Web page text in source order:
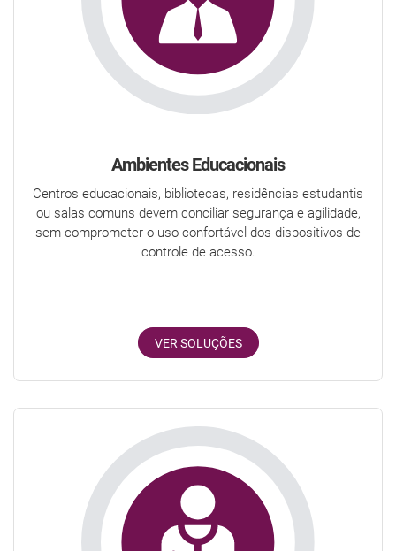
Ambientes Educacionais
Centros educacionais, bibliotecas, residências estudantis
ou salas comuns devem conciliar segurança e agilidade,
sem comprometer o uso confortável dos dispositivos de
controle de acesso.
VER SOLUÇÕES